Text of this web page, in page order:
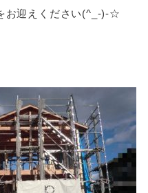
お迎えください(^_-)-☆